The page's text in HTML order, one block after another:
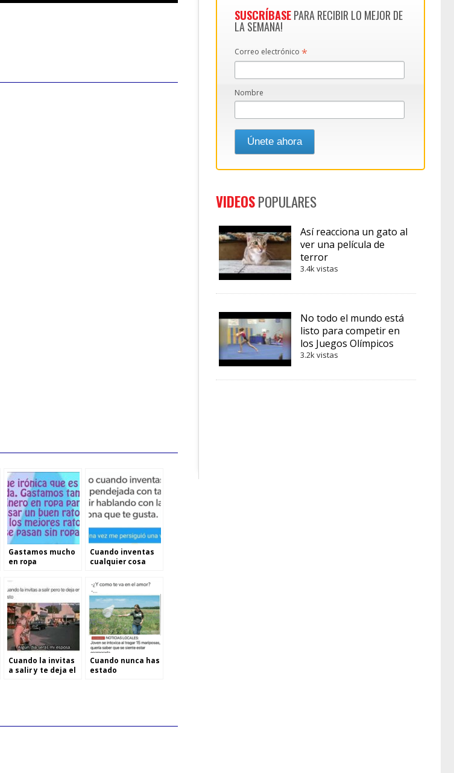
Gastamos mucho
en ropa
Cuando inventas
cualquier cosa
hablando
Cuando la invitas
a salir y te deja el
Cuando nunca has
estado
SUSCRÍBASEPARA RECIBIR LO MEJOR DE
LA SEMANA!
Correo electrónico *
Nombre
VIDEOSPOPULARES
Así reacciona un gato al
ver una película de
terror
3.4k vistas
No todo el mundo está
listo para competir en
los Juegos Olímpicos
3.2k vistas